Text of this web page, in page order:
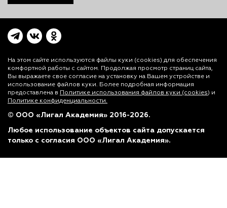
На этом сайте используются файлы куки (cookies) для обеспечения
комфортной работы с сайтом. Продолжая просмотр страниц сайта,
Вы выражаете свое согласие на установку на Вашем устройстве и
использование файлов куки. Более подробная информация
предоставлена в Политике использования файлов куки (cookies) и
Политике конфиденциальности.
© ООО «Лигал Академия» 2016-2026.
Любое использование объектов сайта допускается
только с согласия ООО «Лигал Академия».